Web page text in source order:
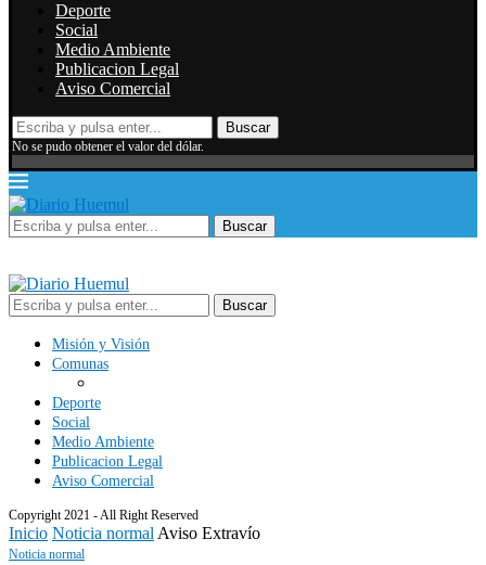
Deporte
Social
Medio Ambiente
Publicacion Legal
Aviso Comercial
Buscar
No se pudo obtener el valor del dólar.
Buscar
Buscar
Misión y Visión
Comunas
Deporte
Social
Medio Ambiente
Publicacion Legal
Aviso Comercial
Copyright 2021 - All Right Reserved
Inicio Noticia normal Aviso Extravío
Noticia normal